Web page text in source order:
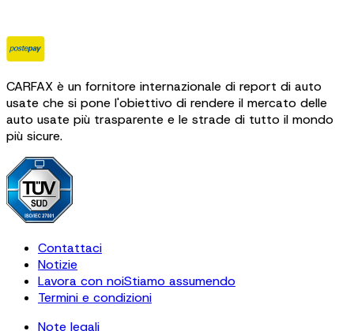
CARFAX è un fornitore internazionale di report di auto
usate che si pone l'obiettivo di rendere il mercato delle
auto usate più trasparente e le strade di tutto il mondo
più sicure.
Contattaci
Notizie
Lavora con noiStiamo assumendo
Termini e condizioni
Note legali